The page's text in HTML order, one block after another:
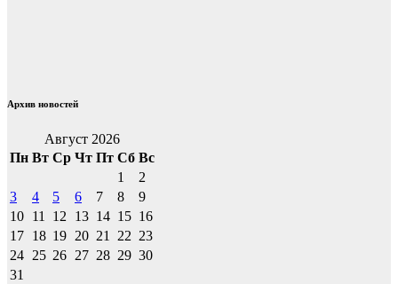
Архив новостей
Август 2026
Пн Вт Ср Чт Пт Сб Вс
1
2
3
4 5 6 7 8
9
10 11 12 13 14 15 16
17 18 19 20 21 22 23
24 25 26 27 28 29 30
31